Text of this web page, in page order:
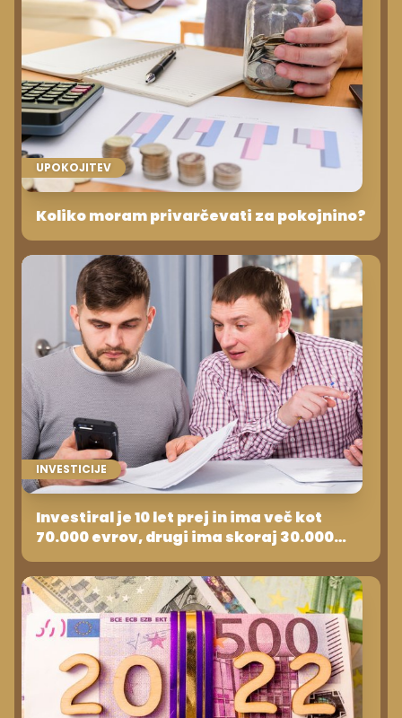
UPOKOJITEV
Koliko moram privarčevati za pokojnino?
INVESTICIJE
Investiral je 10 let prej in ima več kot
70.000 evrov, drugi ima skoraj 30.000
evrov manj